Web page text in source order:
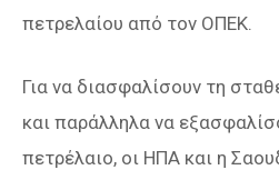
πετρελαίου από τον ΟΠΕΚ.
Για να διασφαλίσουν τη
και παράλληλα να
πετρέλαιο, οι ΗΠΑ και η